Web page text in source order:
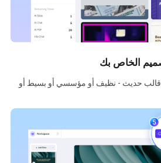
اختر من بين أكثر من 5000 قالب حديث - نظيف أو مؤسسي أو بسيط أو